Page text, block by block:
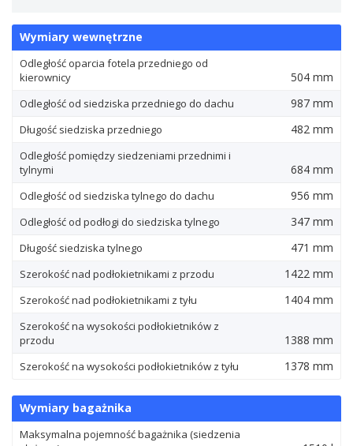
Wymiary wewnętrzne
Odległość oparcia fotela przedniego od
kierownicy
504 mm
Odległość od siedziska przedniego do dachu 987 mm
Długość siedziska przedniego 482 mm
Odległość pomiędzy siedzeniami przednimi i
tylnymi
684 mm
Odległość od siedziska tylnego do dachu 956 mm
Odległość od podłogi do siedziska tylnego 347 mm
Długość siedziska tylnego 471 mm
Szerokość nad podłokietnikami z przodu 1422 mm
Szerokość nad podłokietnikami z tyłu 1404 mm
Szerokość na wysokości podłokietników z
przodu
1388 mm
Szerokość na wysokości podłokietników z tyłu 1378 mm
Wymiary bagażnika
Maksymalna pojemność bagażnika (siedzenia